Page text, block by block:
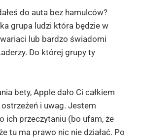
do auta bez hamulców?
grupa ludzi która będzie w
lub bardzo świadomi
Do której grupy ty
bety, Apple dało Ci całkiem
i uwag. Jestem
ich przeczytaniu (bo ufam, że
tu ma prawo nic nie działać. Po